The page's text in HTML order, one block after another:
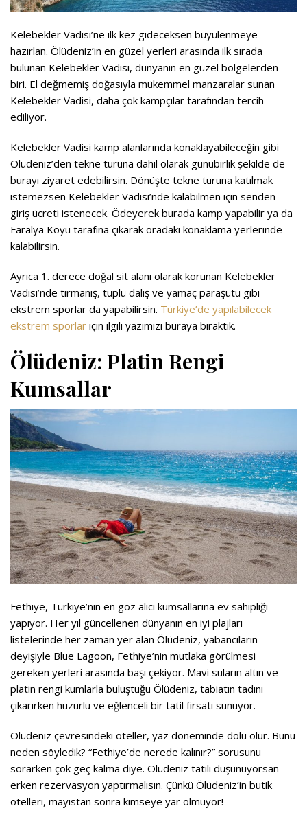
Kelebekler Vadisi’ne ilk kez gideceksen büyülenmeye
hazırlan. Ölüdeniz’in en güzel yerleri arasında ilk sırada
bulunan Kelebekler Vadisi, dünyanın en güzel bölgelerden
biri. El değmemiş doğasıyla mükemmel manzaralar sunan
Kelebekler Vadisi, daha çok kampçılar tarafından tercih
ediliyor.
Kelebekler Vadisi kamp alanlarında konaklayabileceğin gibi
Ölüdeniz’den tekne turuna dahil olarak günübirlik şekilde de
burayı ziyaret edebilirsin. Dönüşte tekne turuna katılmak
istemezsen Kelebekler Vadisi’nde kalabilmen için senden
giriş ücreti istenecek. Ödeyerek burada kamp yapabilir ya da
Faralya Köyü tarafına çıkarak oradaki konaklama yerlerinde
kalabilirsin.
Ayrıca 1. derece doğal sit alanı olarak korunan Kelebekler
Vadisi’nde tırmanış, tüplü dalış ve yamaç paraşütü gibi
ekstrem sporlar da yapabilirsin. Türkiye’de yapılabilecek
ekstrem sporlar için ilgili yazımızı buraya bıraktık.
Ölüdeniz: Platin Rengi
Kumsallar
Fethiye, Türkiye’nin en göz alıcı kumsallarına ev sahipliği
yapıyor. Her yıl güncellenen dünyanın en iyi plajları
listelerinde her zaman yer alan Ölüdeniz, yabancıların
deyişiyle Blue Lagoon, Fethiye’nin mutlaka görülmesi
gereken yerleri arasında başı çekiyor. Mavi suların altın ve
platin rengi kumlarla buluştuğu Ölüdeniz, tabiatın tadını
çıkarırken huzurlu ve eğlenceli bir tatil fırsatı sunuyor.
Ölüdeniz çevresindeki oteller, yaz döneminde dolu olur. Bunu
neden söyledik? “Fethiye’de nerede kalınır?” sorusunu
sorarken çok geç kalma diye. Ölüdeniz tatili düşünüyorsan
erken rezervasyon yaptırmalısın. Çünkü Ölüdeniz’in butik
otelleri, mayıstan sonra kimseye yar olmuyor!